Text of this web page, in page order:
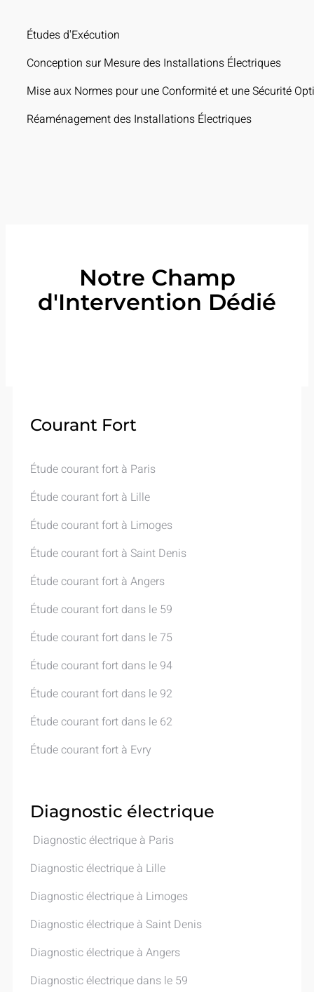
Études d'Exécution
Conception sur Mesure des Installations Électriques
Mise aux Normes pour une Conformité et une Sécurité
Réaménagement des Installations Électriques
Notre Champ
d'Intervention Dédié
Courant Fort
Étude courant fort à Paris
Étude courant fort à Lille
Étude courant fort à Limoges
Étude courant fort à Saint Denis
Étude courant fort à Angers
Étude courant fort dans le 59
Étude courant fort dans le 75
Étude courant fort dans le 94
Étude courant fort dans le 92
Étude courant fort dans le 62
Étude courant fort à Evry
Diagnostic électrique
Diagnostic électrique à Paris
Diagnostic électrique à Lille
Diagnostic électrique à Limoges
Diagnostic électrique à Saint Denis
Diagnostic électrique à Angers
Diagnostic électrique dans le 59